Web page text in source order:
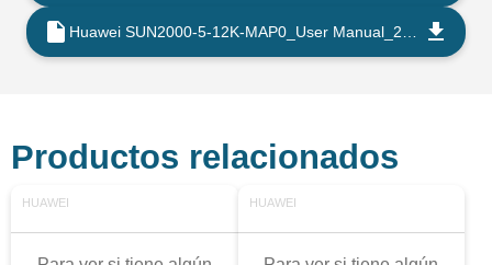
Productos relacionados
HUAWEI HUAWEI